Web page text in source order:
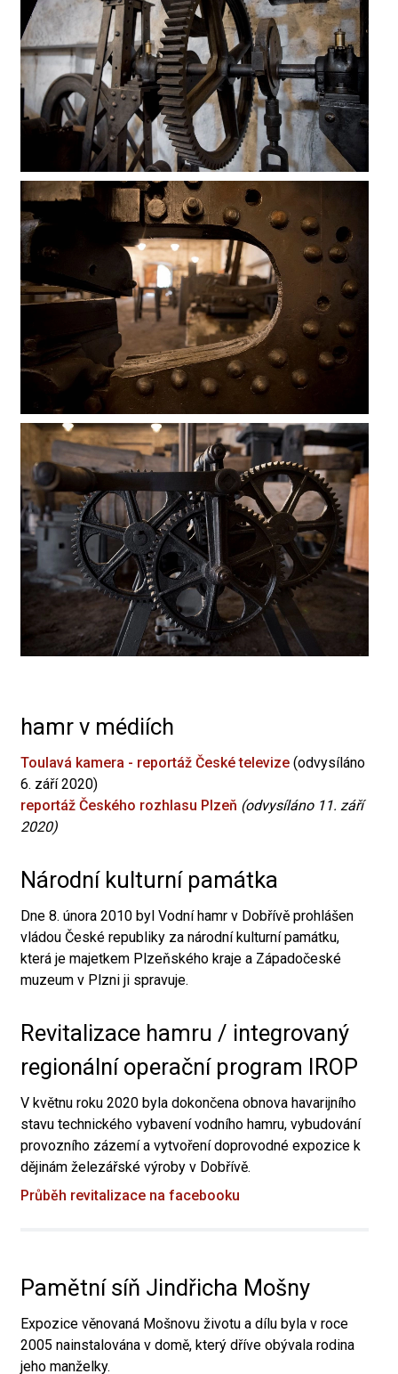
hamr v médiích
Toulavá kamera - reportáž České televize (odvysíláno
6. září 2020)
reportáž Českého rozhlasu Plzeň (odvysíláno 11. září
2020)
Národní kulturní památka
Dne 8. února 2010 byl Vodní hamr v Dobřívě prohlášen
vládou České republiky za národní kulturní památku,
která je majetkem Plzeňského kraje a Západočeské
muzeum v Plzni ji spravuje.
Revitalizace hamru / integrovaný
regionální operační program IROP
V květnu roku 2020 byla dokončena obnova havarijního
stavu technického vybavení vodního hamru, vybudování
provozního zázemí a vytvoření doprovodné expozice k
dějinám železářské výroby v Dobřívě.
Průběh revitalizace na facebooku
Pamětní síň Jindřicha Mošny
Expozice věnovaná Mošnovu životu a dílu byla v roce
2005 nainstalována v domě, který dříve obývala rodina
jeho manželky.